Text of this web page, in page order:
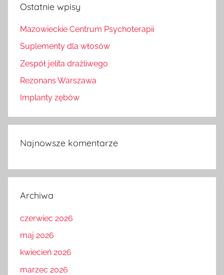
Ostatnie wpisy
Mazowieckie Centrum Psychoterapii
Suplementy dla włosów
Zespół jelita drażliwego
Rezonans Warszawa
Implanty zębów
Najnowsze komentarze
Archiwa
czerwiec 2026
maj 2026
kwiecień 2026
marzec 2026